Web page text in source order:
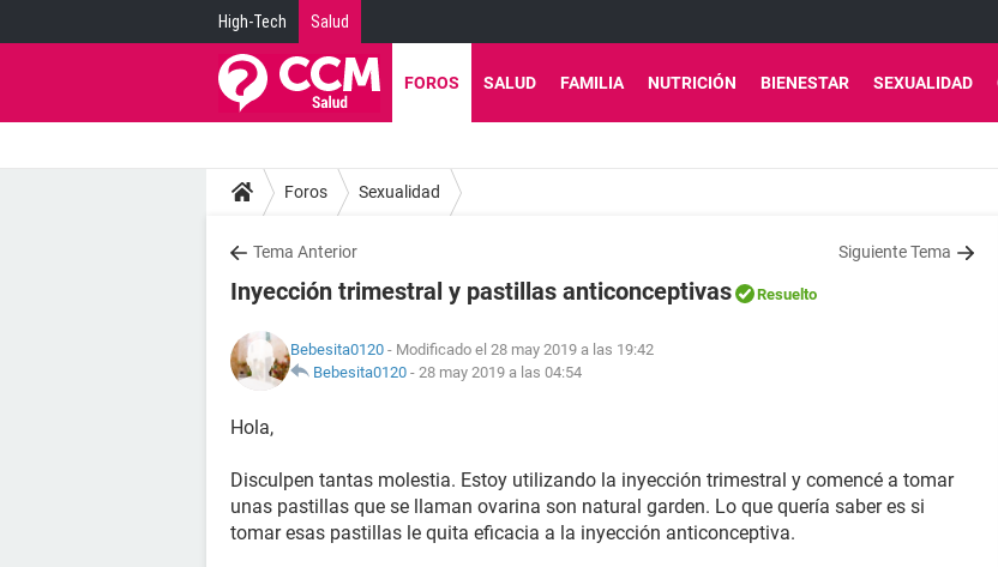
High-Tech Salud
FOROS SALUD FAMILIA NUTRICIÓN BIENESTAR SEXUALIDAD
Foros Sexualidad
Tema Anterior Siguiente Tema
Inyección trimestral y pastillas anticonceptivas Resuelto
Bebesita0120 - Modificado el 28 may 2019 a las 19:42
Bebesita0120 - 28 may 2019 a las 04:54
Hola,
Disculpen tantas molestia. Estoy utilizando la inyección trimestral y comencé a tomar
unas pastillas que se llaman ovarina son natural garden. Lo que quería saber es si
tomar esas pastillas le quita eficacia a la inyección anticonceptiva.